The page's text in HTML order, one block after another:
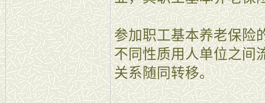
参加职工基本养老保险
不同性质用人单位之间
关系随同转移。